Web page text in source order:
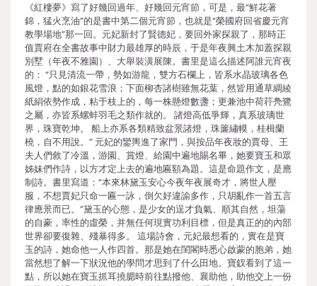
《紅樓夢》寫了好幾回過年、好幾回元宵節，可是，最“鮮花著
錦，猛火烹油”的是書中第二個元宵節，也就是“榮國府回省慶元宵
教學場地”那一回。元妃新封了賢德妃，要回外家探親了，那時正
值賈府在全書故事中財力最雄厚的時辰，于是年夜興土木加蓋探親
別墅（年夜不雅園）、大舉裝潢展陳。書里是這么描述阿誰元宵夜
的： “只見清流一帶，勢如游龍，雙方石欄上，皆系水晶玻璃各色
風燈，點的如銀花雪浪；下面柳杏諸樹雖無花葉，然皆用通草綢綾
紙絹依勢作成，粘于枝上的，每一株懸燈數盞；更兼池中荷荇鳧鷺
之屬，亦皆系螺蚌羽毛之類作就的。 諸燈高低爭輝，真系玻璃世
界，珠寶乾坤。 船上亦系各類精致盆景諸燈，珠簾繡幙，桂楫蘭
橈，自不用說。” 元妃的鑾輿進了家門，與按品年夜妝的賈母、王
夫人們敘了冷溫，游園、賞燈、給園中遍地賜名畢，她要寶玉和眾
姊妹們作詩，以方才定上去的遍地匾額為題。這是命題作文，是應
制詩。書里寫道：“本來林黛玉安心今夜年夜展奇才，將世人壓
服，不想賈妃只命一匾一詠，倒欠好違諭多作，只胡亂作一首五言
律應景而已。”黛玉的心態，是少女的逞才負氣、順其自然，坦蕩
的自豪，率性的虛榮，并無任何現實功利目標，但是真正的的內部
世界卻要復雜、殘暴得多。 這場詩會，元妃最想看的，實在是寶
玉的詩，她命他一人作四首。那是她在閨閣時悉心啟蒙的胞弟，她
當然想了解一下狀況他的學問才思到了什么田地。寶釵看到了這一
點，所以她在寶玉抓耳撓腮時前往點撥他、襄助他，助他交上一份